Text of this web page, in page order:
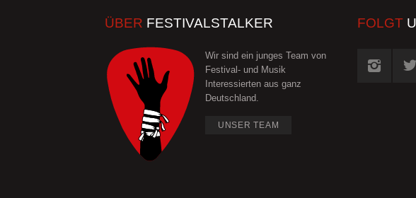
ÜBER FESTIVALSTALKER
Wir sind ein junges Team von
Festival- und Musik
Interessierten aus ganz
Deutschland.
UNSER TEAM
FOLGT